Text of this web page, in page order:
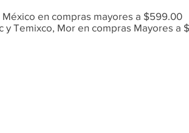
en compras mayores a $599.00
y Temixco, Mor en compras Mayores a